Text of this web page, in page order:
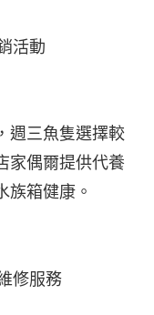
活動
週三魚隻選擇較
家偶爾提供代養
族箱健康。
修服務